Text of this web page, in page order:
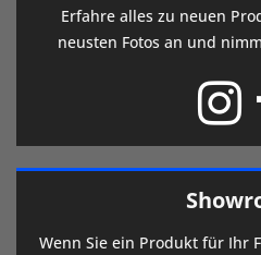
Erfahre alles zu neuen
neusten Fotos an und
Wenn Sie ein Produkt für Ihr